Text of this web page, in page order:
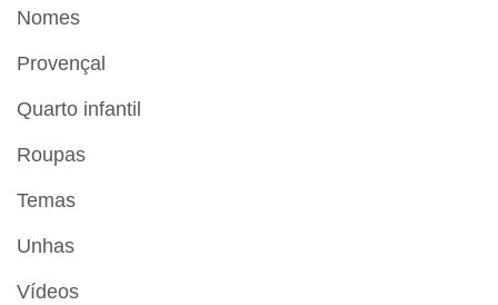
Nomes
Provençal
Quarto infantil
Roupas
Temas
Unhas
Vídeos